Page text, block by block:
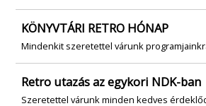
KÖNYVTÁRI RETRO HÓNAP
Mindenkit szeretettel várunk
Retro utazás az egykori NDK-ban
Szeretettel várunk minden kedves